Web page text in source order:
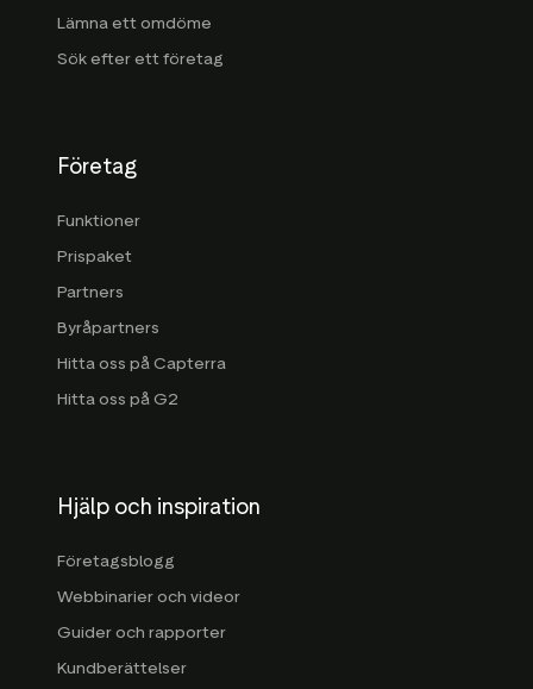
Lämna ett omdöme
Sök efter ett företag
Företag
Funktioner
Prispaket
Partners
Byråpartners
Hitta oss på Capterra
Hitta oss på G2
Hjälp och inspiration
Företagsblogg
Webbinarier och videor
Guider och rapporter
Kundberättelser